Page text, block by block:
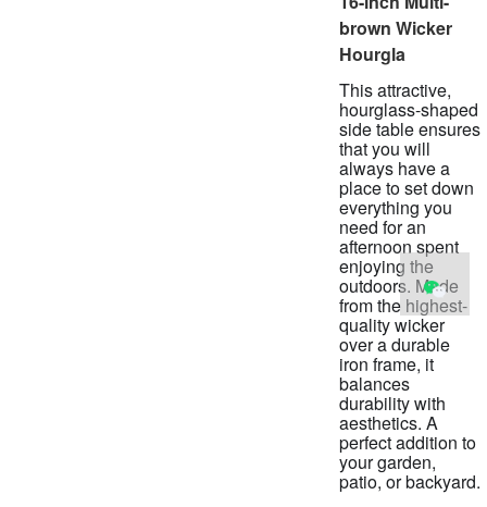
brown Wicker
Hourgla
This attractive,
hourglass-shaped
side table ensures
that you will
always have a
place to set down
everything you
need for an
afternoon spent
enjoying the
outdoors. Made
from the highest-
quality wicker
over a durable
iron frame, it
balances
durability with
aesthetics. A
perfect addition to
your garden,
patio, or backyard.